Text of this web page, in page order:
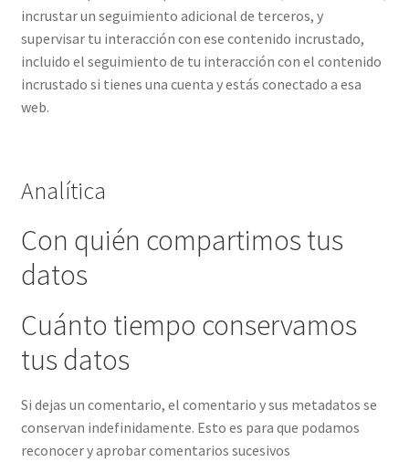
incrustar un seguimiento adicional de terceros, y
supervisar tu interacción con ese contenido incrustado,
incluido el seguimiento de tu interacción con el contenido
incrustado si tienes una cuenta y estás conectado a esa
web.
Analítica
Con quién compartimos tus
datos
Cuánto tiempo conservamos
tus datos
Si dejas un comentario, el comentario y sus metadatos se
conservan indefinidamente. Esto es para que podamos
reconocer y aprobar comentarios sucesivos